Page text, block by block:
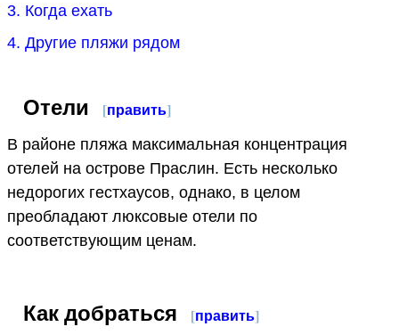
3. Когда ехать
4. Другие пляжи рядом
Отели [править]
В районе пляжа максимальная концентрация
отелей на острове Праслин. Есть несколько
недорогих гестхаусов, однако, в целом
преобладают люксовые отели по
соответствующим ценам.
Как добраться [править]